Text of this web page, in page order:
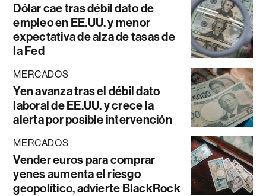
Dólar cae tras débil dato de
empleo en EE.UU. y menor
expectativa de alza de tasas de
la Fed
MERCADOS
Yen avanza tras el débil dato
laboral de EE.UU. y crece la
alerta por posible intervención
MERCADOS
Vender euros para comprar
yenes aumenta el riesgo
geopolítico, advierte BlackRock